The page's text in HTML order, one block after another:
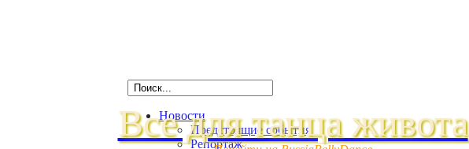
Все для танца живота
Новости
Предстоящие события
Репортаж